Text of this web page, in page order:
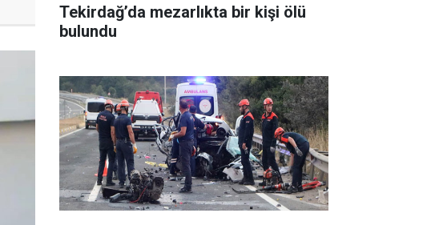
Tekirdağ’da mezarlıkta bir kişi ölü
bulundu